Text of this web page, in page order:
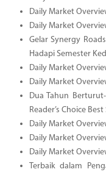
Daily Market
Daily Market
Gelar Synergy
Hadapi Semester
Daily Market
Daily Market
Dua Tahun
Reader’s Choice
Daily Market
Daily Market
Daily Market
Terbaik dalam